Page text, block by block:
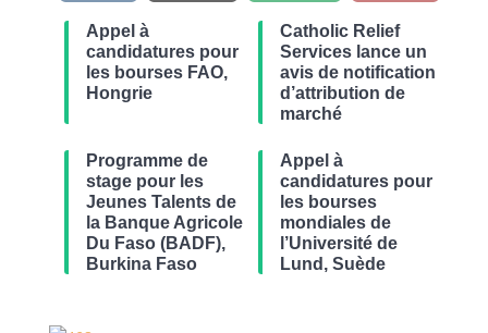
Appel à
candidatures pour
les bourses FAO,
Hongrie
Catholic Relief
Services lance un
avis de notification
d’attribution de
marché
Programme de
stage pour les
Jeunes Talents de
la Banque Agricole
Du Faso (BADF),
Burkina Faso
Appel à
candidatures pour
les bourses
mondiales de
l’Université de
Lund, Suède